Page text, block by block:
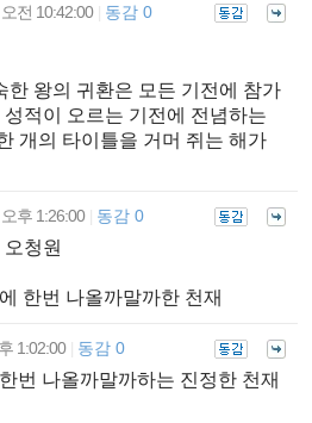
전 10:42:00 동감 0
한 왕의 귀환은 모든 기전에 참가
적이 오르는 기전에 전념하는
개의 타이틀을 거머 쥐는 해가
후 1:26:00 동감 0
청원
한번 나올까말까한 천재
1:02:00 동감 0
번 나올까말까하는 진정한 천재